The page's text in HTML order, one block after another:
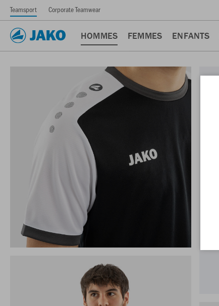
Teamsport Corporate Teamwear
HOMMES FEMMES ENFANTS